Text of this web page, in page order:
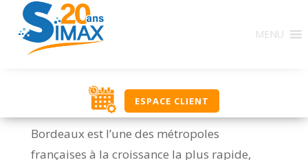
MENU
ESPACE CLIENT
Bordeaux est l’une des métropoles
françaises à la croissance la plus rapide,